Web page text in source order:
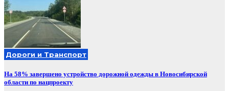
Дороги и Транспорт
На 58% завершено устройство дорожной одежды в Новосибирской
области по нацпроекту